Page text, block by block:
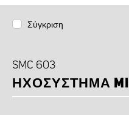
Σύγκριση
SMC 603
ΗΧΟΣΎΣΤΗΜΑ